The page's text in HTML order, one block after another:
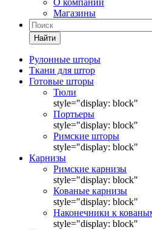
О компании
Магазины
Найти
Рулонные шторы
Ткани для штор
Готовые шторы
Тюли
style="display: block"
Портьеры
style="display: block"
Римские шторы
style="display: block"
Карнизы
Римские карнизы
style="display: block"
Кованые карнизы
style="display: block"
Наконечники к
style="display: block"